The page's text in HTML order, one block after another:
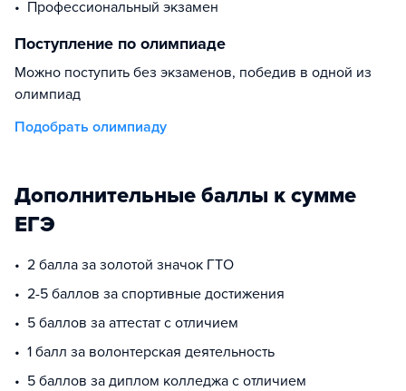
профессиональный экзамен
Поступление по олимпиаде
Можно поступить без экзаменов, победив в одной из
олимпиад
Подобрать олимпиаду
Дополнительные баллы к сумме
ЕГЭ
2 балла за золотой значок ГТО
2-5 баллов за спортивные достижения
5 баллов за аттестат с отличием
1 балл за волонтерская деятельность
5 баллов за диплом колледжа с отличием